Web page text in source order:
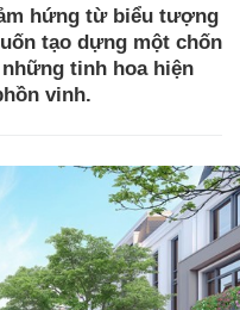
hứng từ biểu tượng
tạo dựng một chốn
tinh hoa hiện
vinh.